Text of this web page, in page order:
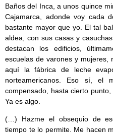
Baños del Inca, a unos quince
Cajamarca, adonde voy cada
bastante mayor que yo. El tal
aldea, con sus casas y
destacan los edificios,
escuelas de varones y mujeres,
aquí la fábrica de leche
norteamericanos. Eso sí, el
compensado, hasta cierto
Ya es algo.
(…) Hazme el obsequio de
tiempo te lo permite. Me hacen